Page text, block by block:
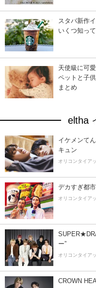
スタバ新作
いくつ知っ
天使級に可
ペットと子
まとめ
eltha
イケメンて
キュン
オリコンタイア
デカすぎ都
オリコンタイア
ー”
オリコンタイア
CROWN